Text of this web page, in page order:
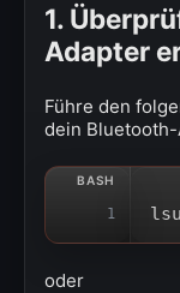
1.
Adapter
Führe den
dein
1
oder